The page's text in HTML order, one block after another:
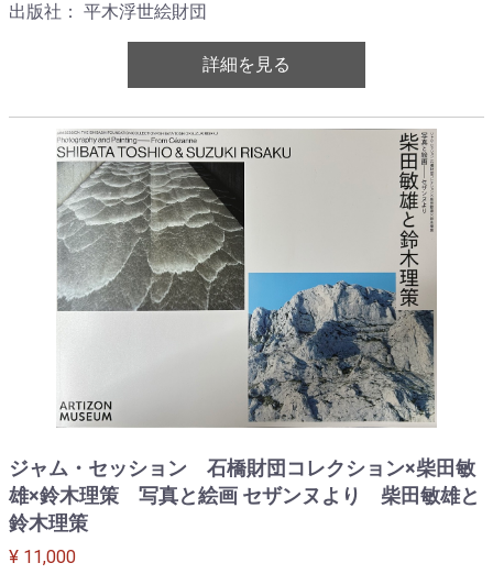
出版社： 平木浮世絵財団
詳細を見る
ジャム・セッション 石橋財団コレクション×柴田敏
雄×鈴木理策 写真と絵画 セザンヌより 柴田敏雄と
鈴木理策
¥ 11,000